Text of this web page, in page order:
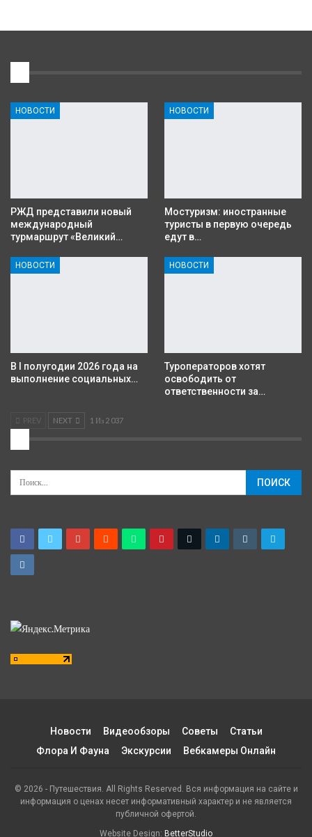
НОВОСТИ
РЖД представили новый
международный
турмаршрут «Великий…
НОВОСТИ
Мостуризм: иностранные
туристы в первую очередь
едут в…
НОВОСТИ
В I полугодии 2026 года на
выполнение социальных…
НОВОСТИ
Туроператоров хотят
освободить от
ответственности за…
PREV NEXT 1 Из 2 037
Новости Видеообзоры Советы
Статьи
Флора И Фауна
Экскурсии Вебкамеры Онлайн
© 2026 - Путешествия. All Rights Reserved. Вся информация на сайте и
информация о ценах несет информативный характер и не является
публичной офертой.
Website Design: BetterStudio